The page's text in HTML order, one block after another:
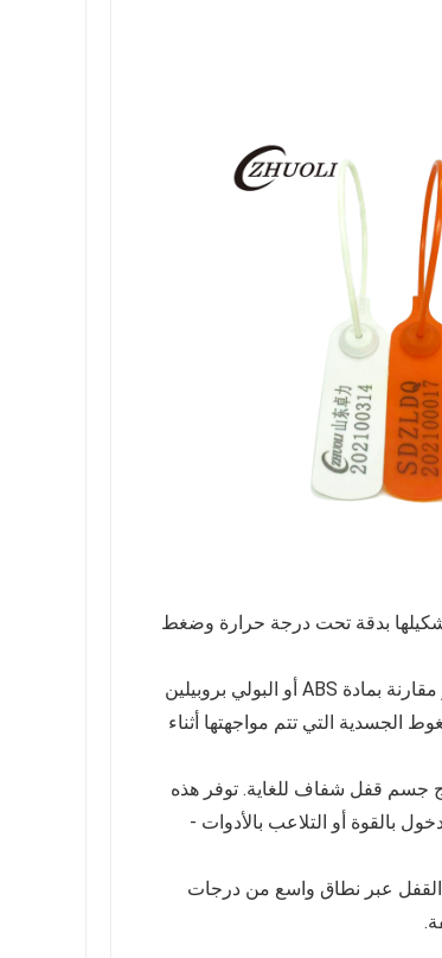
تشكيلها بدقة تحت درجة حرارة وضغط
صلابة عالية ومقاومة للصدمات: يوفر البولي كربونات صلابة وصلابة سطحية أكبر بكثير مقارنة بمادة ABS أو البولي بروبيلين
الجسدية التي تتم مواجهتها أثناء
جسم قفل شفاف للغاية. توفر هذه
بالقوة أو التلاعب بالأدوات -
القفل عبر نطاق واسع من درجات